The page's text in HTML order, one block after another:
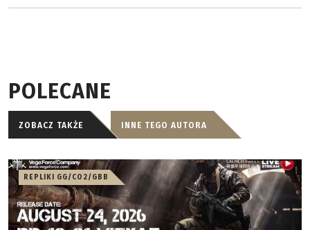
POLECANE
ZOBACZ TAKŻE INNE TEGO AUTORA
REPLIKI GG/CO2/GBB